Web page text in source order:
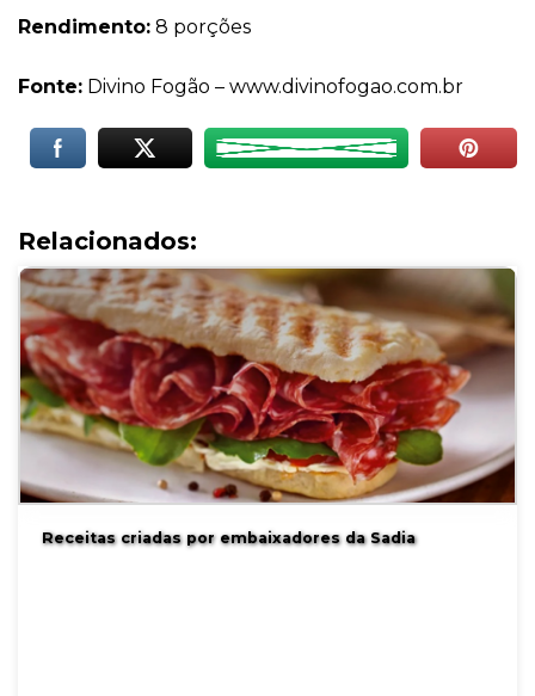
Rendimento: 8 porções
Fonte: Divino Fogão – www.divinofogao.com.br
Relacionados:
Receitas criadas por embaixadores da Sadia